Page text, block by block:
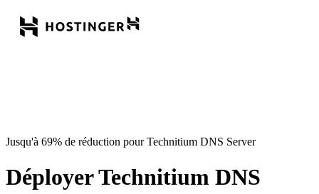
Jusqu'à 69% de réduction pour Technitium DNS Server
Déployer Technitium DNS